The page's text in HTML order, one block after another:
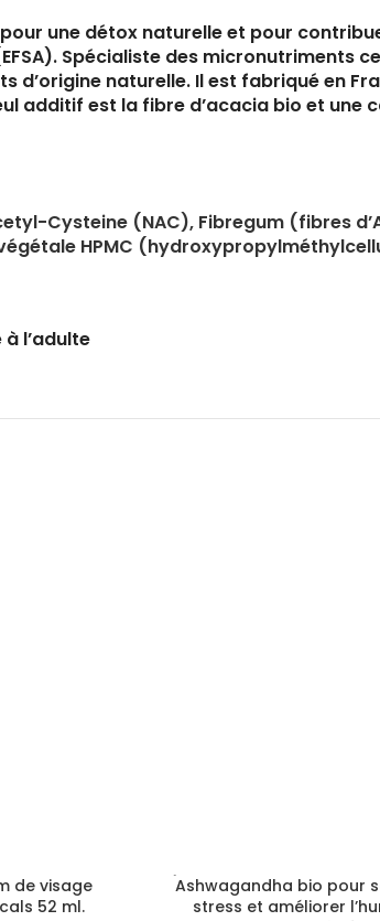
une détox naturelle et pour
Spécialiste des micronutriments
naturelle. Il est fabriqué en
additif est la fibre d’acacia bio et une
Cysteine (NAC), Fibregum (fibres
HPMC
l’adulte
de visage
52 ml.
ÉPUIS
Ashwagandha bio pour
stress et améliorer